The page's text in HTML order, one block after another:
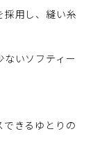
採用し、縫い糸
いソフティー
きるゆとりの